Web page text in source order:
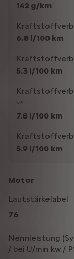
142 g/km
6.8 l/100 km
5.3 l/100 km
**
7.8 l/100 km
5.9 l/100 km
Motor
Lautstärkelabel
76
Nennleistung
/ bei U/min kw /